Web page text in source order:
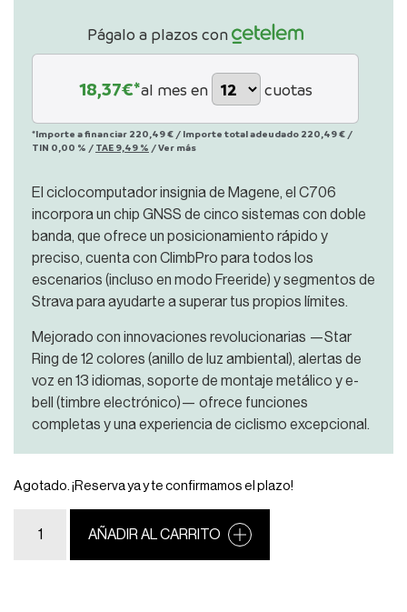
Págalo a plazos con
18,37€*al mes en cuotas
*Importe a financiar 220,49 € / Importe total adeudado 220,49 € /
TIN 0,00 % / TAE 9,49 % /Ver más
El ciclocomputador insignia de Magene, el C706
incorpora un chip GNSS de cinco sistemas con doble
banda, que ofrece un posicionamiento rápido y
preciso, cuenta con ClimbPro para todos los
escenarios (incluso en modo Freeride) y segmentos de
Strava para ayudarte a superar tus propios límites.
Mejorado con innovaciones revolucionarias —Star
Ring de 12 colores (anillo de luz ambiental), alertas de
voz en 13 idiomas, soporte de montaje metálico y e-
bell (timbre electrónico)— ofrece funciones
completas y una experiencia de ciclismo excepcional.
Agotado. ¡Reserva ya y te confirmamos el plazo!
AÑADIR AL CARRITO